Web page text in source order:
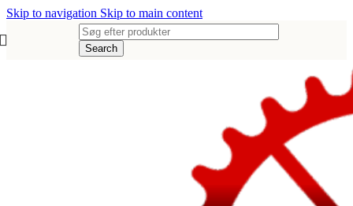
Skip to navigation Skip to main content
Search